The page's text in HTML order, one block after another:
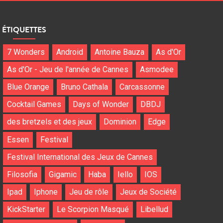
ÉTIQUETTES
7 Wonders Android Antoine Bauza
As d'Or
As d'Or - Jeu de l'année de Cannes
Asmodee
Blue Orange
Bruno Cathala
Carcassonne
Cocktail Games
Days of Wonder
DBDJ
des bretzels et des jeux
Dominion
Edge
Essen
Festival
Festival International des Jeux de Cannes
Filosofia
Gigamic Haba Iello
IOS
Ipad
Iphone Jeu de rôle
Jeux de Société
KickStarter
Le Scorpion Masqué
Libellud